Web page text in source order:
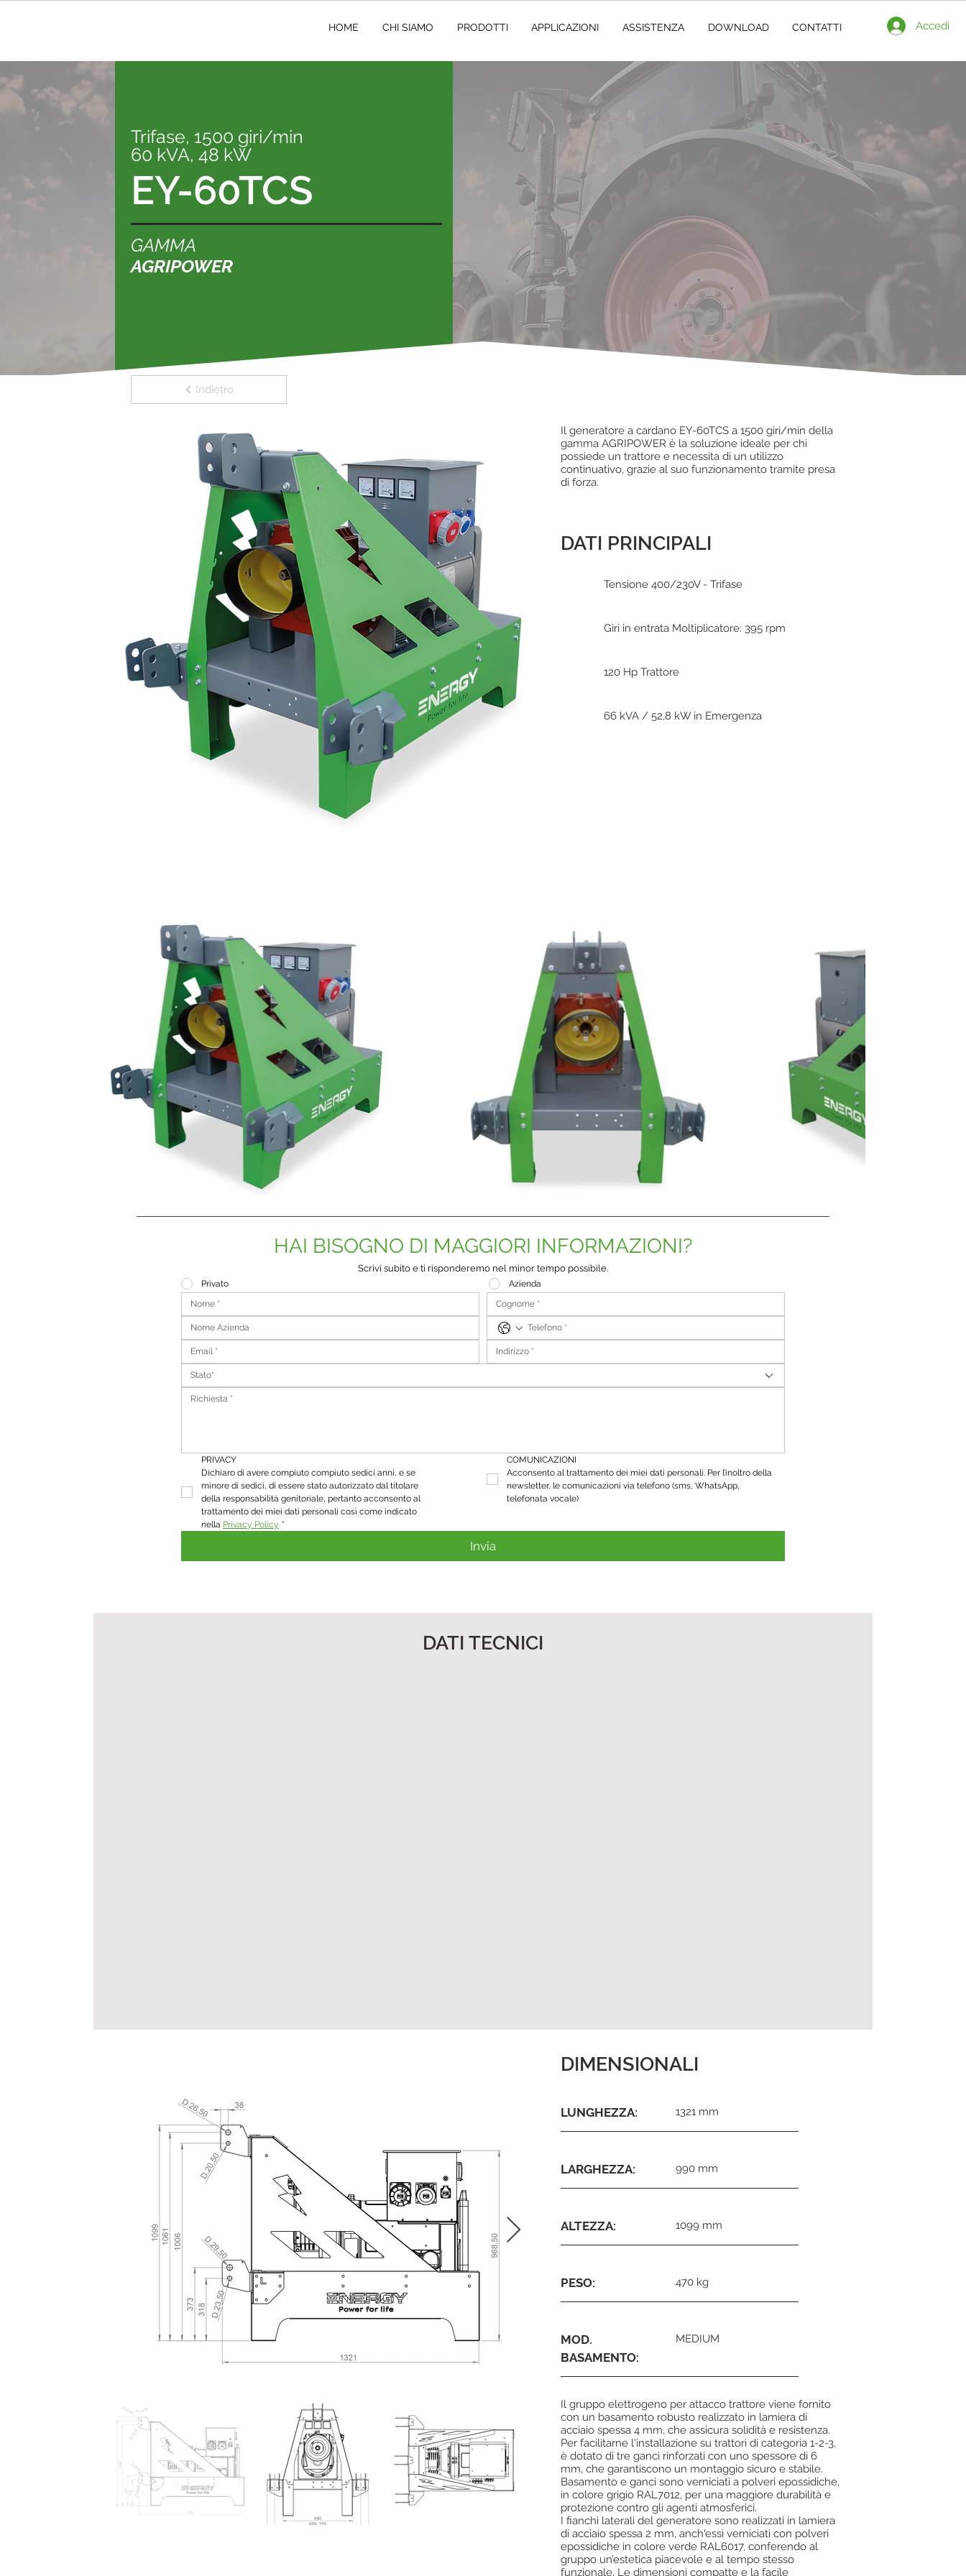
HOME CHI SIAMO PRODOTTI APPLICAZIONI ASSISTENZA DOWNLOAD CONTATTI Accedi
Trifase, 1500 giri/min
60 kVA, 48 kW
EY-60TCS
GAMMA
AGRIPOWER
Indietro
Il generatore a cardano EY-60TCS a 1500 giri/min della
gamma AGRIPOWER è la soluzione ideale per chi
possiede un trattore e necessita di un utilizzo
continuativo, grazie al suo funzionamento tramite presa
di forza.
DATI PRINCIPALI
Tensione 400/230V - Trifase
Giri in entrata Moltiplicatore: 395 rpm
120 Hp Trattore
66 kVA / 52,8 kW in Emergenza
HAI BISOGNO DI MAGGIORI INFORMAZIONI?
Scrivi subito e ti risponderemo nel minor tempo possibile.
Privato Azienda
Stato*
PRIVACY
Dichiaro di avere compiuto compiuto sedici anni, e se
minore di sedici, di essere stato autorizzato dal titolare
della responsabilità genitoriale, pertanto acconsento al
trattamento dei miei dati personali così come indicato
nella Privacy Policy *
COMUNICAZIONI
Acconsento al trattamento dei miei dati personali. Per l’inoltro della
newsletter, le comunicazioni via telefono (sms, WhatsApp,
telefonata vocale)
Invia
DATI TECNICI
DIMENSIONALI
LUNGHEZZA: 1321 mm
LARGHEZZA: 990 mm
ALTEZZA: 1099 mm
PESO: 470 kg
MOD.
BASAMENTO:
MEDIUM
Il gruppo elettrogeno per attacco trattore viene fornito
con un basamento robusto realizzato in lamiera di
acciaio spessa 4 mm, che assicura solidità e resistenza.
Per facilitarne l'installazione su trattori di categoria 1-2-3,
è dotato di tre ganci rinforzati con uno spessore di 6
mm, che garantiscono un montaggio sicuro e stabile.
Basamento e ganci sono verniciati a polveri epossidiche,
in colore grigio RAL7012, per una maggiore durabilità e
protezione contro gli agenti atmosferici.
I fianchi laterali del generatore sono realizzati in lamiera
di acciaio spessa 2 mm, anch'essi verniciati con polveri
epossidiche in colore verde RAL6017, conferendo al
gruppo un’estetica piacevole e al tempo stesso
funzionale. Le dimensioni compatte e la facile